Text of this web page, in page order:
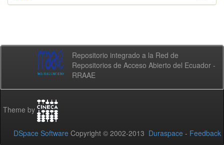
Repositorio integrado a la Red de
Repositorios de Acceso Abierto del Ecuador -
RRAAE
Theme by
DSpace Software Copyright © 2002-2013 Duraspace - Feedback